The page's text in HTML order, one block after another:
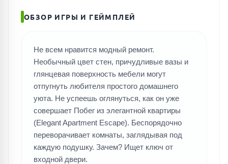
ОБЗОР ИГРЫ И ГЕЙМПЛЕЙ
Не всем нравится модный ремонт.
Необычный цвет стен, причудливые вазы и
глянцевая поверхность мебели могут
отпугнуть любителя простого домашнего
уюта. Не успеешь оглянуться, как он уже
совершает Побег из элегантной квартиры
(Elegant Apartment Escape). Беспорядочно
переворачивает комнаты, заглядывая под
каждую подушку. Зачем? Ищет ключ от
входной двери.